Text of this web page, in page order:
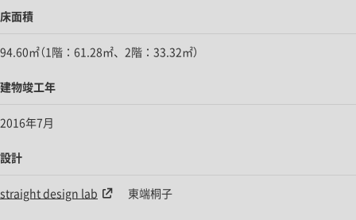
床面積
94.60㎡（1階：61.28㎡、2階：33.32㎡）
建物竣工年
2016年7月
設計
straight design lab 東端桐子